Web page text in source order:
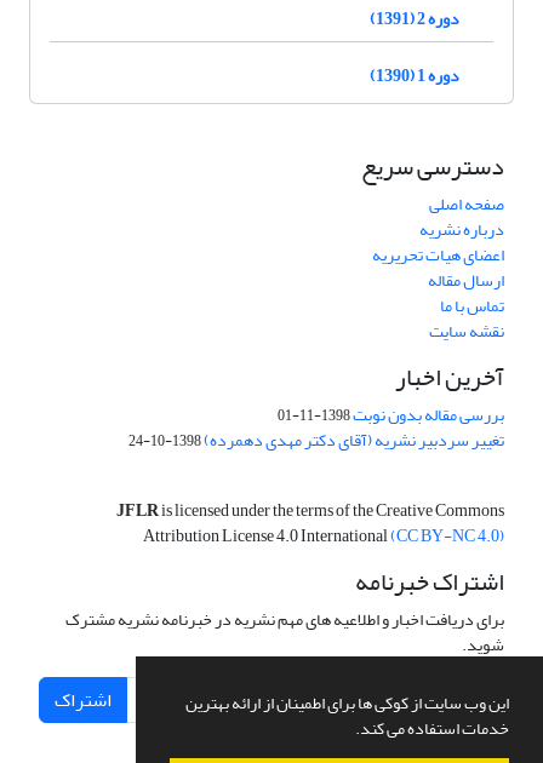
این وب سایت از کوکی ها برای اطمینان از ارائه بهترین
خدمات استفاده می کند.
دوره 2 (1391)
دوره 1 (1390)
دسترسی سریع
صفحه اصلی
درباره نشریه
اعضای هیات تحریریه
ارسال مقاله
تماس با ما
نقشه سایت
آخرین اخبار
بررسی مقاله بدون نوبت1398-11-01
تغییر سردبیر نشریه (آقای دکتر مهدی دهمرده)1398-10-24
JFLRis licensed under the terms of the Creative Commons
Attribution License 4.0 International(CC BY-NC 4.0)
اشتراک خبرنامه
برای دریافت اخبار و اطلاعیه های مهم نشریه در خبرنامه نشریه مشترک
شوید.
اشتراک